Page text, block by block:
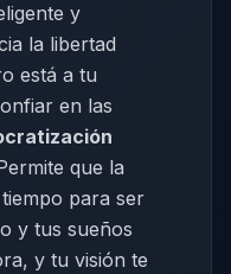
y
la libertad
está a tu
en las
que la
para ser
y tus sueños
y tu visión te